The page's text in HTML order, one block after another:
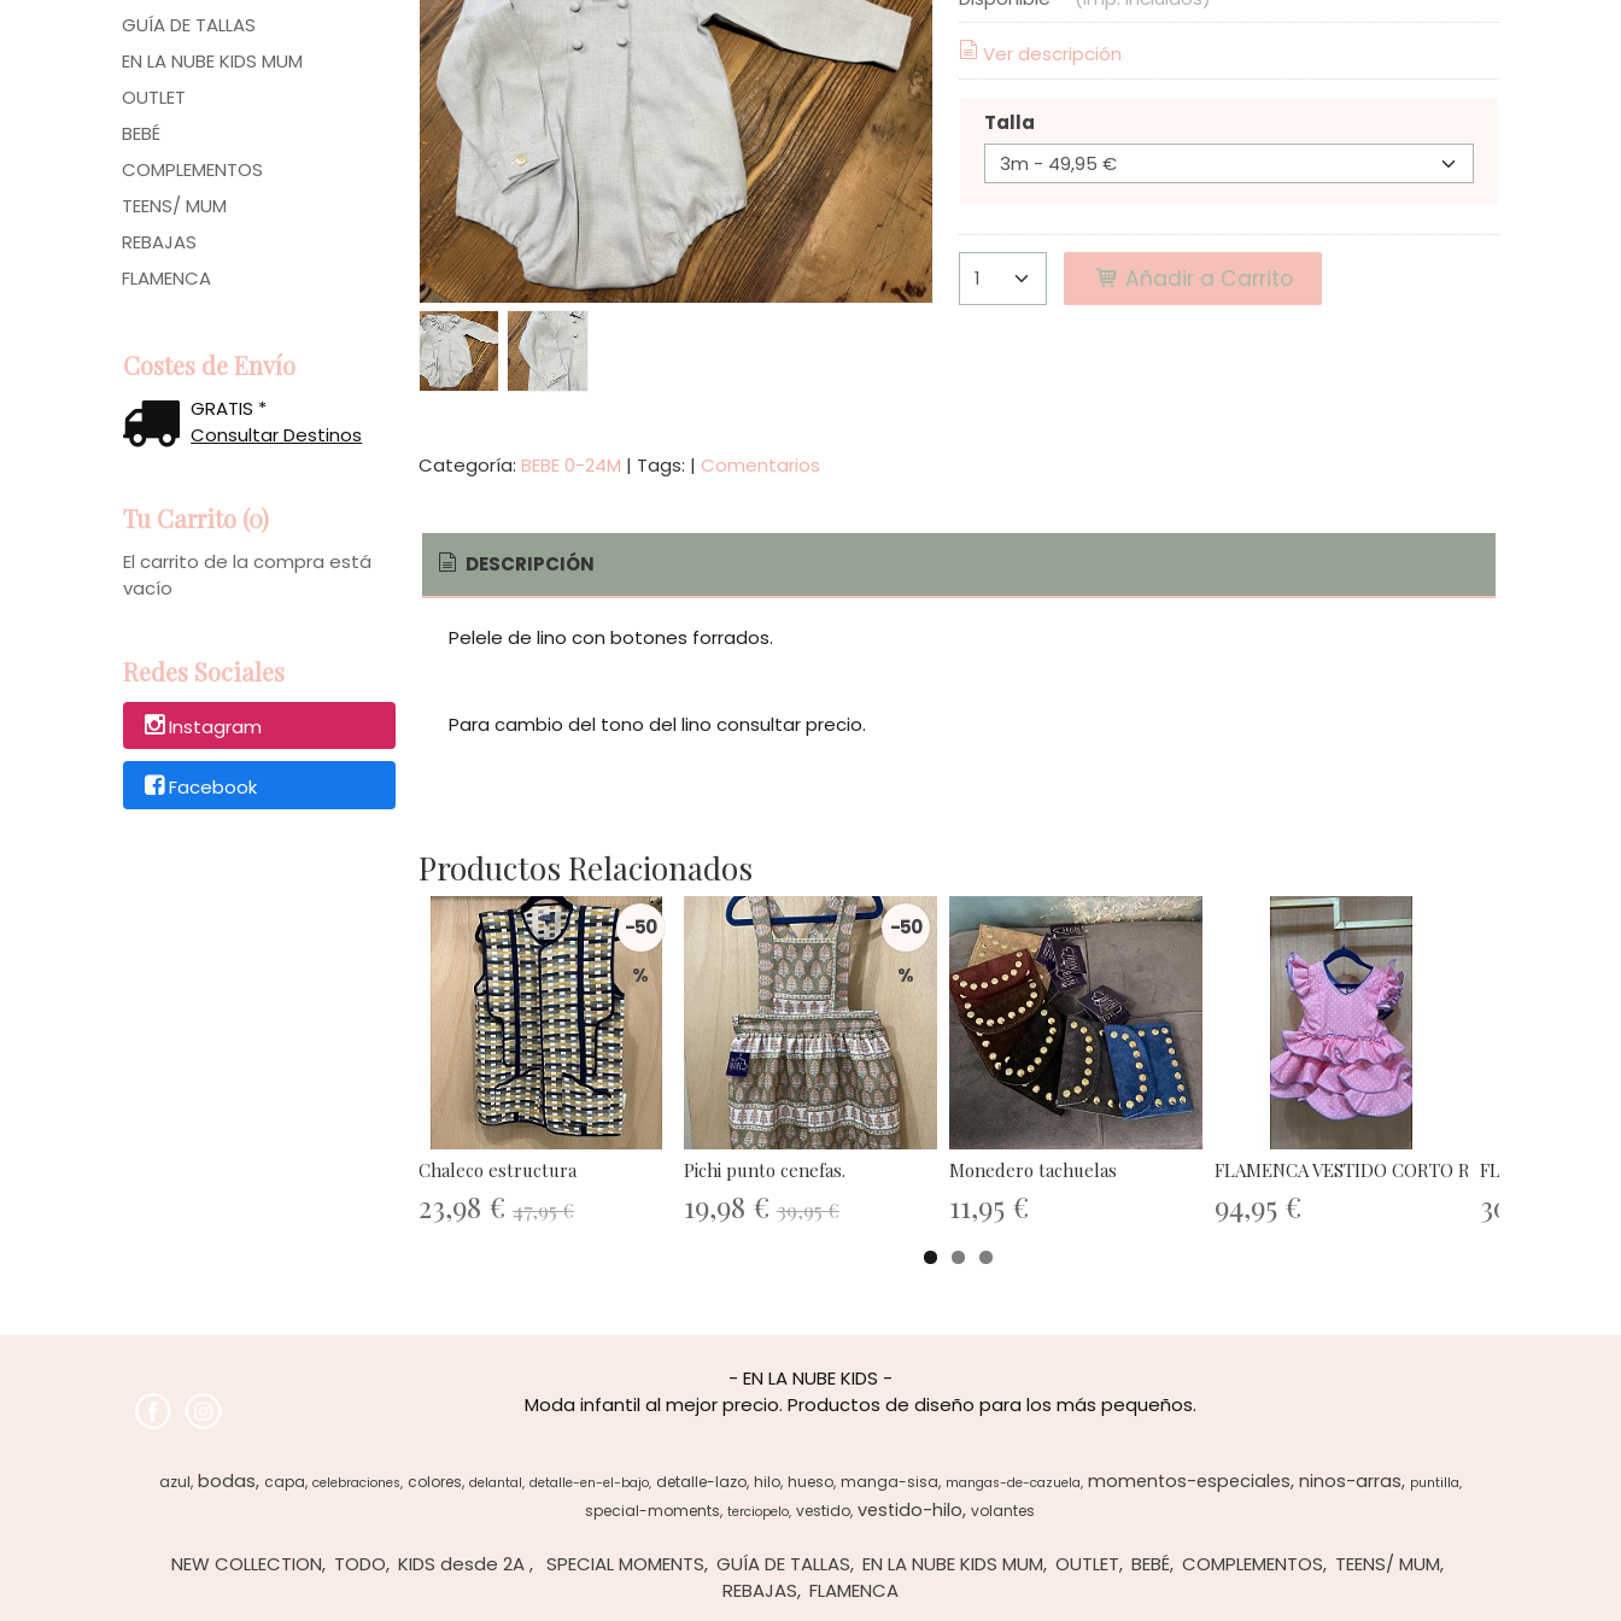
GUÍA DE TALLAS
EN LA NUBE KIDS MUM
OUTLET
BEBÉ
COMPLEMENTOS
TEENS/ MUM
REBAJAS
FLAMENCA
Costes de Envío
GRATIS *
Consultar Destinos
Tu Carrito (0)
El carrito de la compra está
vacío
Redes Sociales
Instagram
Facebook
Ver descripción
Talla
Añadir a Carrito
Categoría: BEBE 0-24M | Tags: | Comentarios
DESCRIPCIÓN
Pelele de lino con botones forrados.
Para cambio del tono del lino consultar precio.
Productos Relacionados
-50
%
Chaleco estructura
23,98 € 47,95 €
-50
%
Pichi punto cenefas.
19,98 € 39,95 €
Monedero tachuelas
11,95 €
FLAMENCA VESTIDO CORTO ROSA 1A
94,95 €
FLAMENCA
300,00 €
- EN LA NUBE KIDS -
Moda infantil al mejor precio. Productos de diseño para los más pequeños.
azul bodas capa celebraciones colores delantal detalle-en-el-bajo detalle-lazo hilo hueso manga-sisa mangas-de-cazuela momentos-especiales ninos-arras puntilla
special-moments terciopelo vestido vestido-hilo volantes
NEW COLLECTION TODO KIDS desde 2A SPECIAL MOMENTS GUÍA DE TALLAS EN LA NUBE KIDS MUM OUTLET BEBÉ COMPLEMENTOS TEENS/ MUM
REBAJAS FLAMENCA